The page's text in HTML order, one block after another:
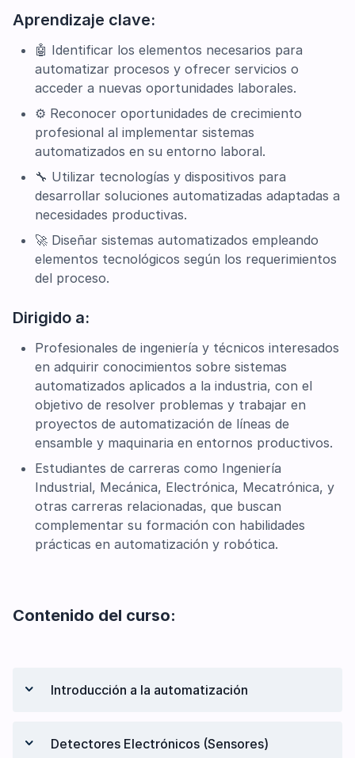
Aprendizaje clave:
🤖 Identificar los elementos necesarios para
automatizar procesos y ofrecer servicios o
acceder a nuevas oportunidades laborales.
⚙️ Reconocer oportunidades de crecimiento
profesional al implementar sistemas
automatizados en su entorno laboral.
🔧 Utilizar tecnologías y dispositivos para
desarrollar soluciones automatizadas adaptadas a
necesidades productivas.
🚀 Diseñar sistemas automatizados empleando
elementos tecnológicos según los requerimientos
del proceso.
Dirigido a:
Profesionales de ingeniería y técnicos interesados
en adquirir conocimientos sobre sistemas
automatizados aplicados a la industria, con el
objetivo de resolver problemas y trabajar en
proyectos de automatización de líneas de
ensamble y maquinaria en entornos productivos.
Estudiantes de carreras como Ingeniería
Industrial, Mecánica, Electrónica, Mecatrónica, y
otras carreras relacionadas, que buscan
complementar su formación con habilidades
prácticas en automatización y robótica.
Contenido del curso:
Introducción a la automatización
Conceptos básicos de automatización
Detectores Electrónicos (Sensores)